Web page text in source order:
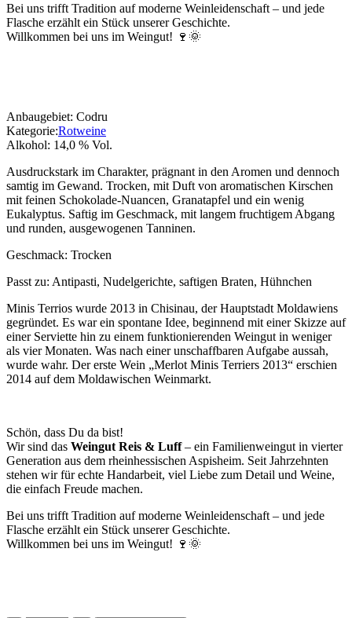
Bei uns trifft Tradition auf moderne Weinleidenschaft – und jede
Flasche erzählt ein Stück unserer Geschichte.
Willkommen bei uns im Weingut! 🍷🌞
Anbaugebiet: Codru
Kategorie:Rotweine
Alkohol: 14,0 % Vol.
Ausdruckstark im Charakter, prägnant in den Aromen und dennoch
samtig im Gewand. Trocken, mit Duft von aromatischen Kirschen
mit feinen Schokolade-Nuancen, Granatapfel und ein wenig
Eukalyptus. Saftig im Geschmack, mit langem fruchtigem Abgang
und runden, ausgewogenen Tanninen.
Geschmack: Trocken
Passt zu: Antipasti, Nudelgerichte, saftigen Braten, Hühnchen
Minis Terrios wurde 2013 in Chisinau, der Hauptstadt Moldawiens
gegründet. Es war ein spontane Idee, beginnend mit einer Skizze auf
einer Serviette hin zu einem funktionierenden Weingut in weniger
als vier Monaten. Was nach einer unschaffbaren Aufgabe aussah,
wurde wahr. Der erste Wein „Merlot Minis Terriers 2013“ erschien
2014 auf dem Moldawischen Weinmarkt.
Schön, dass Du da bist!
Wir sind das Weingut Reis & Luff– ein Familienweingut in vierter
Generation aus dem rheinhessischen Aspisheim. Seit Jahrzehnten
stehen wir für echte Handarbeit, viel Liebe zum Detail und Weine,
die einfach Freude machen.
Bei uns trifft Tradition auf moderne Weinleidenschaft – und jede
Flasche erzählt ein Stück unserer Geschichte.
Willkommen bei uns im Weingut! 🍷🌞